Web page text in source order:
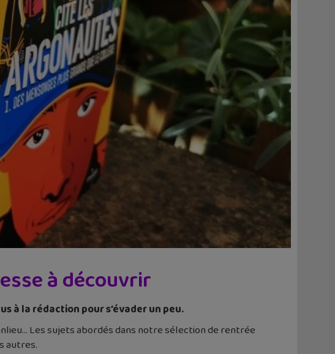
à découvrir
à la rédaction pour s’évader un peu.
Les sujets abordés dans notre sélection de rentrée
autres.